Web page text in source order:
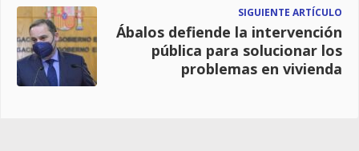
SIGUIENTE ARTÍCULO
Ábalos defiende la intervención
pública para solucionar los
problemas en vivienda